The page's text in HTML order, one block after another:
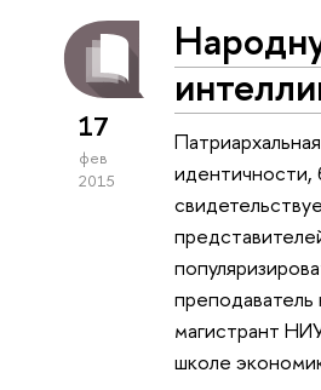
17
фев
2015
магистрант
школе